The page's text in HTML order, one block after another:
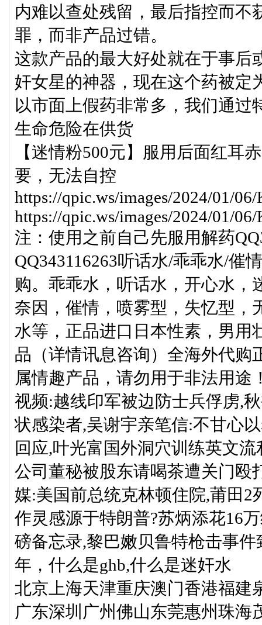
内难以查处残留，最后指控而不
罪，而非产品过错。
这款产品的最大好处就在于事后
奸女星的神器，现在这个药被定
以市面上假药非常多，我们通
生命危险在供货
【迷情粉500元】服用后面红耳
要，无法自控
https://qpic.ws/images/2024/01/
https://qpic.ws/images/2024/01/06/
注：使用之前自己先服用解药
QQ343116263听话水/乖乖水/催
购。乖乖水，听话水，开心水，
奈因，催情，喷雾型，失忆型，
水等，正品进口日本性素，男用
品（详情讯息咨询）全海外代购
属情趣产品，请勿用于非法用途
视频:越线印军被边防士兵俘虏,
状感染者,吴谢宇亲笔信:不甘心
回应,叶光富国外洞穴训练英文
公司董秘被股东请喝茶遭关门殴
媒:美国前总统克林顿住院,莆田
作灵感源于特朗普?苏炳添花16
磅备忘录,黎巴嫩贝鲁特枪击事
年，什么是ghb,什么是迷奸水
北京上海天津重庆澳门香港福建
广东深圳广州佛山东莞惠州珠海